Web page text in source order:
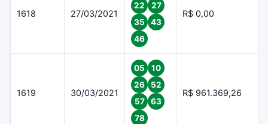
1618 27/03/2021
22
27
35
43
46
R$ 0,00
1619 30/03/2021
05
10
26
52
57
63
78
R$ 961.369,26